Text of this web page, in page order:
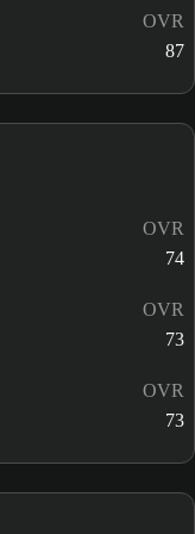
OVR
87
OVR
74
OVR
73
OVR
73